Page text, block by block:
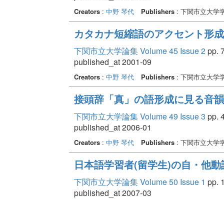
Creators: 中野 琴代 Publishers: 下関市立大学
カタカナ短縮語のアクセント形
下関市立大学論集 Volume 45 Issue 2pp.
published_at 2001-09
Creators: 中野 琴代 Publishers: 下関市立大学
接頭辞「真」の語形成に見る音
下関市立大学論集 Volume 49 Issue 3 pp.
published_at 2006-01
Creators: 中野 琴代 Publishers: 下関市立大学
日本語学習者(留学生)の自・他
下関市立大学論集 Volume 50 Issue 1 pp.
published_at 2007-03